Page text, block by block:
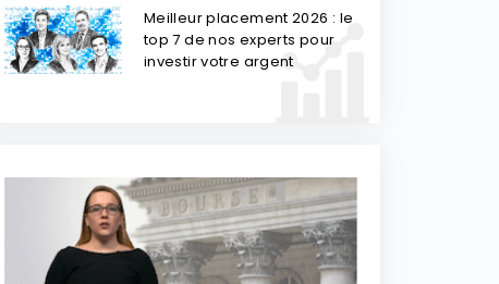
Meilleur placement 2026 : le
top 7 de nos experts pour
investir votre argent